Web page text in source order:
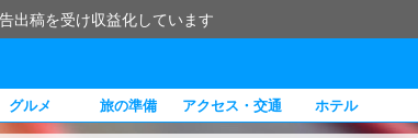
出稿を受け収益化しています
グルメ 旅の準備 アクセス・交通 ホテル